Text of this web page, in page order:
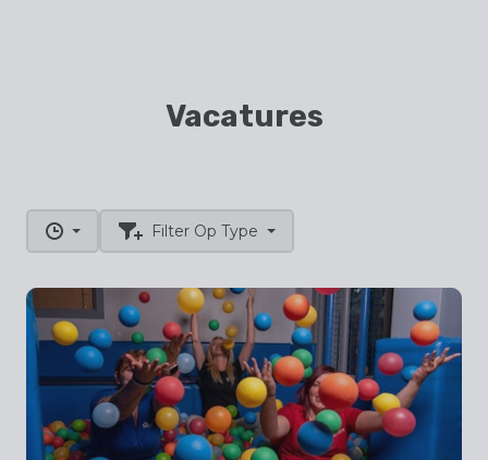
Vacatures
Filter Op Type